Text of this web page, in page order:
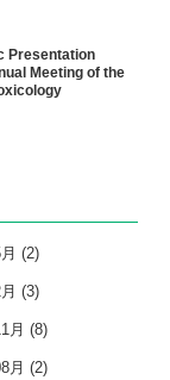
Presentation
Meeting of the
(2)
(3)
月 (8)
月 (2)